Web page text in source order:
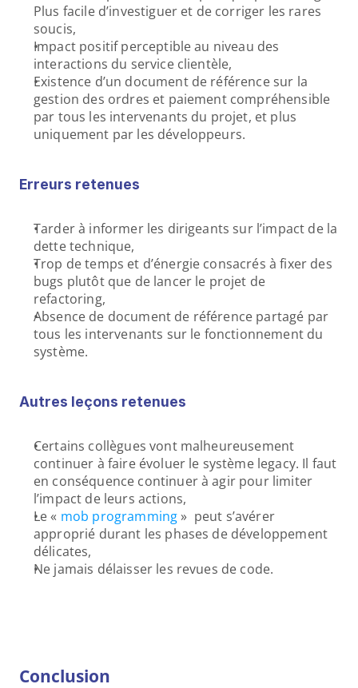
Plus facile d’investiguer et de corriger les rares
soucis,
Impact positif perceptible au niveau des
interactions du service clientèle,
Existence d’un document de référence sur la
gestion des ordres et paiement compréhensible
par tous les intervenants du projet, et plus
uniquement par les développeurs.
Erreurs retenues
Tarder à informer les dirigeants sur l’impact de la
dette technique,
Trop de temps et d’énergie consacrés à fixer des
bugs plutôt que de lancer le projet de
refactoring,
Absence de document de référence partagé par
tous les intervenants sur le fonctionnement du
système.
Autres leçons retenues
Certains collègues vont malheureusement
continuer à faire évoluer le système legacy. Il faut
en conséquence continuer à agir pour limiter
l’impact de leurs actions,
Le « mob programming »  peut s’avérer
approprié durant les phases de développement
délicates,
Ne jamais délaisser les revues de code.
Conclusion